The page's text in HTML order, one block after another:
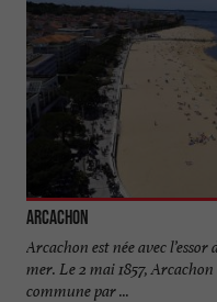
Arcachon
Arcachon est née avec l’essor
mer. Le 2 mai 1857, Arcachon
commune par ...